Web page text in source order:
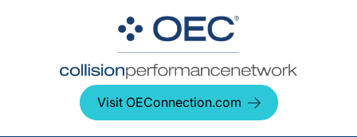
Visit OEConnection.com